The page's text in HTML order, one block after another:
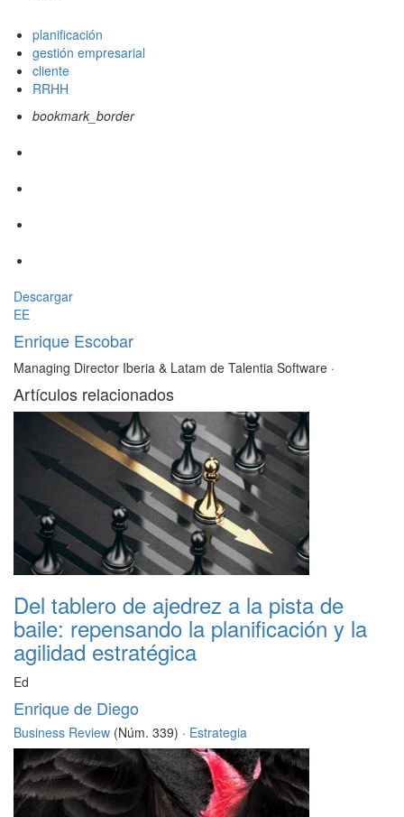
planificación
gestión empresarial
cliente
RRHH
bookmark_border
Descargar
EE
Enrique Escobar
Managing Director Iberia & Latam de Talentia Software ·
Artículos relacionados
Del tablero de ajedrez a la pista de
baile: repensando la planificación y la
agilidad estratégica
Ed
Enrique de Diego
Business Review (Núm. 339) · Estrategia